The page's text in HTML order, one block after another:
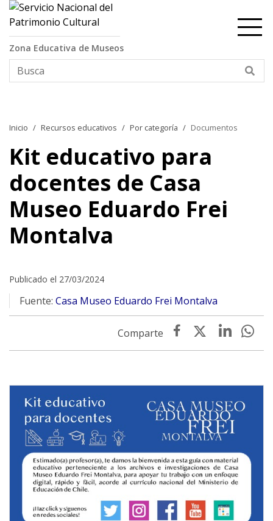
Contenido principal
Zona Educativa de Museos
Inicio Recursos educativos Por categoría Documentos
Kit educativo para
docentes de Casa
Museo Eduardo Frei
Montalva
Publicado el 27/03/2024
Fuente: Casa Museo Eduardo Frei Montalva